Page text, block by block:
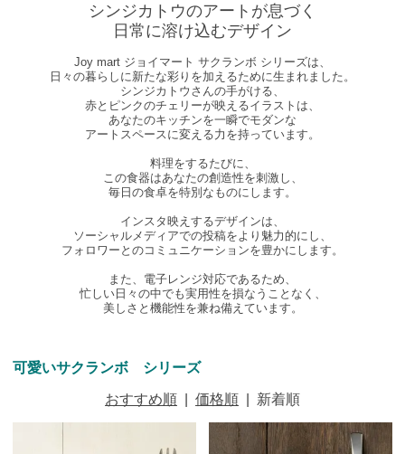
シンジカトウのアートが息づく
日常に溶け込むデザイン
Joy mart ジョイマート サクランボ シリーズは、
日々の暮らしに新たな彩りを加えるために生まれました。
シンジカトウさんの手がける、
赤とピンクのチェリーが映えるイラストは、
あなたのキッチンを一瞬でモダンな
アートスペースに変える力を持っています。
料理をするたびに、
この食器はあなたの創造性を刺激し、
毎日の食卓を特別なものにします。
インスタ映えするデザインは、
ソーシャルメディアでの投稿をより魅力的にし、
フォロワーとのコミュニケーションを豊かにします。
また、電子レンジ対応であるため、
忙しい日々の中でも実用性を損なうことなく、
美しさと機能性を兼ね備えています。
可愛いサクランボ シリーズ
おすすめ順 価格順 新着順